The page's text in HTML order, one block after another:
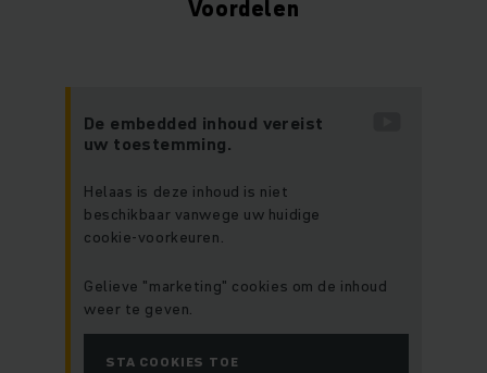
Voordelen
De embedded inhoud vereist
uw toestemming.
Helaas is deze inhoud is niet
beschikbaar vanwege uw huidige
cookie-voorkeuren.
Gelieve "marketing" cookies om de inhoud
weer te geven.
STA COOKIES TOE